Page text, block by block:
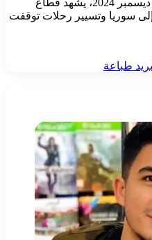
سوريا وتسيير رحلات توقفت
طباعة